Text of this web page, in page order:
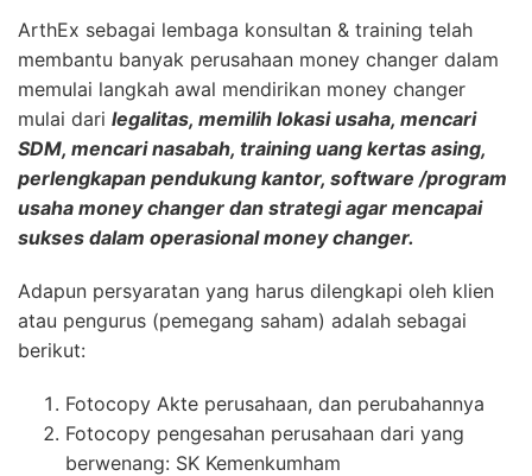
ArthEx sebagai lembaga konsultan & training telah
membantu banyak perusahaan money changer dalam
memulai langkah awal mendirikan money changer
mulai dari legalitas, memilih lokasi usaha, mencari
SDM, mencari nasabah, training uang kertas asing,
perlengkapan pendukung kantor, software /program
usaha money changer dan strategi agar mencapai
sukses dalam operasional money changer.
Adapun persyaratan yang harus dilengkapi oleh klien
atau pengurus (pemegang saham) adalah sebagai
berikut:
Fotocopy Akte perusahaan, dan perubahannya
Fotocopy pengesahan perusahaan dari yang
berwenang: SK Kemenkumham